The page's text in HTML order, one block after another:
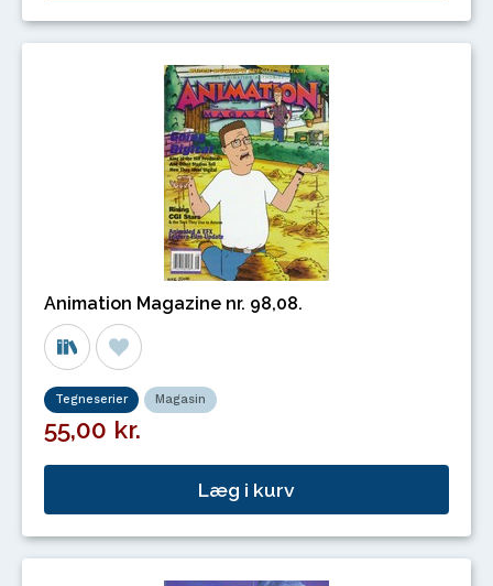
Animation Magazine nr. 98,08.
Tegneserier Magasin
55,00 kr.
Læg i kurv